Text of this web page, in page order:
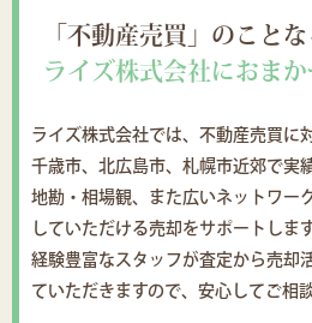
「不動産売買」のことな
ライズ株式会社におまか
ライズ株式会社では、不動産売買に
千歳市、北広島市、札幌市近郊で実
地勘・相場観、また広いネットワー
していただける売却をサポートします
経験豊富なスタッフが査定から売却
ていただきますので、安心してご相